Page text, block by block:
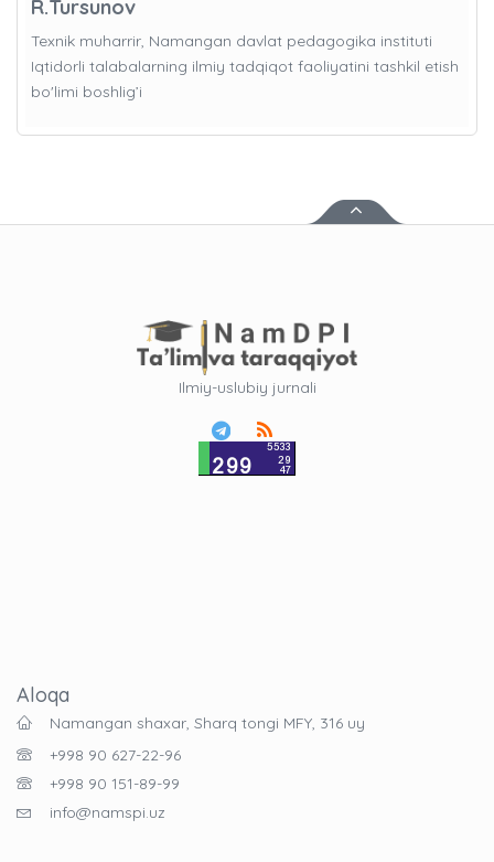
R.Tursunov
Texnik muharrir, Namangan davlat pedagogika instituti
Iqtidorli talabalarning ilmiy tadqiqot faoliyatini tashkil etish
bo'limi boshlig’i
Ilmiy-uslubiy jurnali
Aloqa
Namangan shaxar, Sharq tongi MFY, 316 uy
+998 90 627-22-96
+998 90 151-89-99
info@namspi.uz